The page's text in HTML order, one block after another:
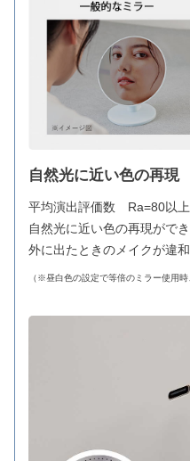
自然光に近い色の再現
平均演出評価数 Ra=80以上
自然光に近い色の再現ができ
外に出たときのメイクが違
（※昼白色の設定で等倍のミラー使用時